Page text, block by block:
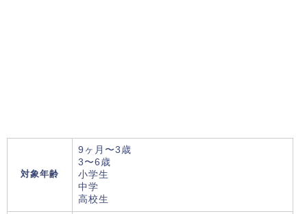
対象年齢
9ヶ月〜3歳
3〜6歳
小学生
中学
高校生